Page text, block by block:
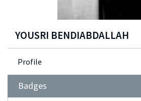
YOUSRI BENDIABDALLAH
Profile
Badges